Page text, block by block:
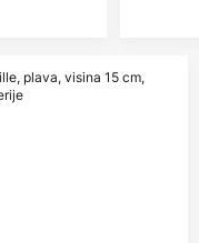
plava, visina 15 cm,